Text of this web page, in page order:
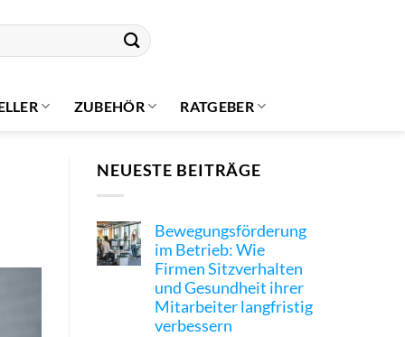
ZUBEHÖR RATGEBER
NEUESTE BEITRÄGE
Bewegungsförderung
im Betrieb: Wie
Firmen Sitzverhalten
und Gesundheit ihrer
Mitarbeiter langfristig
verbessern